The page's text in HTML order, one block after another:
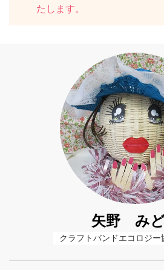
たします。
矢野 みど
クラフトバンドエコロジー